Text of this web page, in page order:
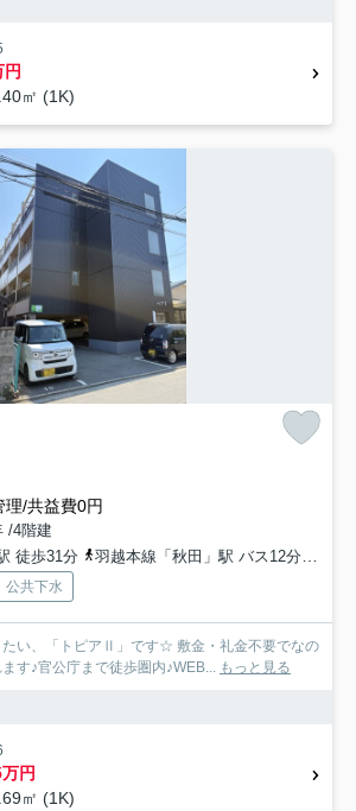
円
㎡ (1K)
理/共益費0円
/4階建
徒歩31分
羽越本線「秋田」駅 バス12分 秋田中央交通「高陽幸町」 停歩2分
公共下水
ピアⅡ」です☆ 敷金・礼金不要でなの
す♪官公庁まで徒歩圏内♪WEB... もっと見る
円
㎡ (1K)